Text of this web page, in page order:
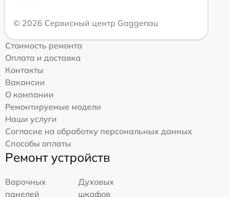
© 2026 Сервисный центр Gaggenau
Стоимость ремонта
Оплата и доставка
Контакты
Вакансии
О компании
Ремонтируемые модели
Наши услуги
Согласие на обработку персональных данных
Способы оплаты
Ремонт устройств
Варочных
панелей
Духовых
шкафов